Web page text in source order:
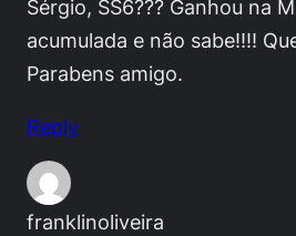
Sérgio, SS6??? Ganhou na
acumulada e não sabe!!!!
Parabens amigo.
Reply
franklinoliveira